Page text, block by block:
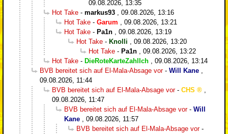
09.08.2026, 13:35
Hot Take - markus93 , 09.08.2026, 13:16
Hot Take - Garum , 09.08.2026, 13:21
Hot Take - Pa1n , 09.08.2026, 13:19
Hot Take - Knolli , 09.08.2026, 13:20
Hot Take - Pa1n , 09.08.2026, 13:22
Hot Take - DieRoteKarteZahlIch , 09.08.2026, 13:14
BVB bereitet sich auf El-Mala-Absage vor- Will Kane ,
09.08.2026, 11:44
BVB bereitet sich auf El-Mala-Absage vor- CHS
,
09.08.2026, 11:47
BVB bereitet sich auf El-Mala-Absage vor- Will
Kane , 09.08.2026, 11:57
BVB bereitet sich auf El-Mala-Absage vor-